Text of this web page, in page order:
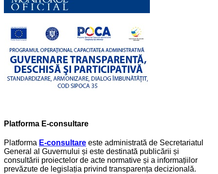
Platforma E-consultare
Platforma E-consultare este administrată de Secretariatul
General al Guvernului și este destinată publicării și
consultării proiectelor de acte normative și a informațiilor
prevăzute de legislația privind transparența decizională.